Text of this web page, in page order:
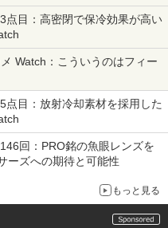
点目：高密閉で保冷効果が高い
Watch：こういうのはフィー
点目：放射冷却素材を採用した
回：PRO銘の魚眼レンズを
ーズへの期待と可能性
もっと見る